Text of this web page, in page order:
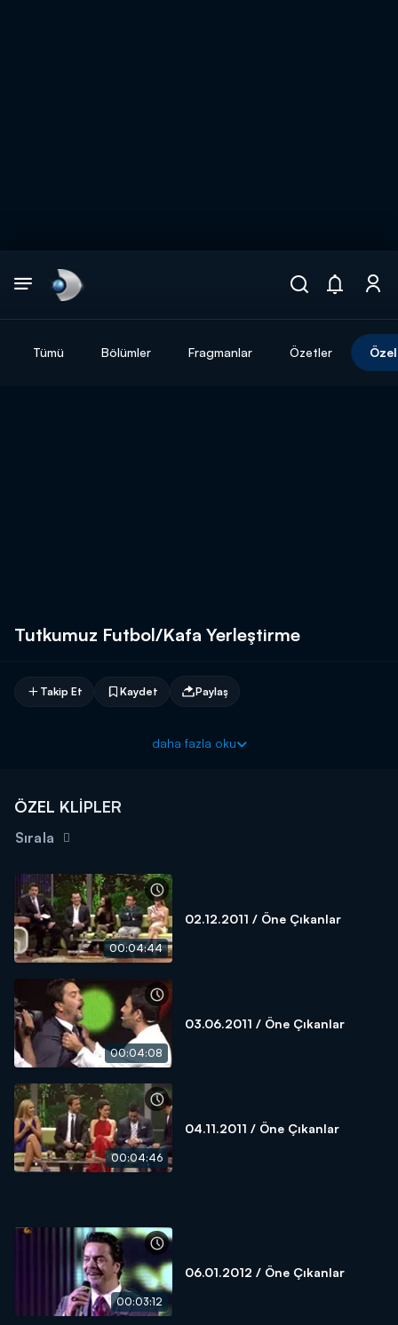
Tümü Bölümler Fragmanlar Özetler
Tutkumuz Futbol/Kafa Yerleştirme
Takip Et Kaydet Paylaş
daha fazla oku
ÖZEL KLİPLER
Sırala
00:04:44
02.12.2011 / Öne Çıkanlar
00:04:08
03.06.2011 / Öne Çıkanlar
00:04:46
04.11.2011 / Öne Çıkanlar
00:03:12
06.01.2012 / Öne Çıkanlar